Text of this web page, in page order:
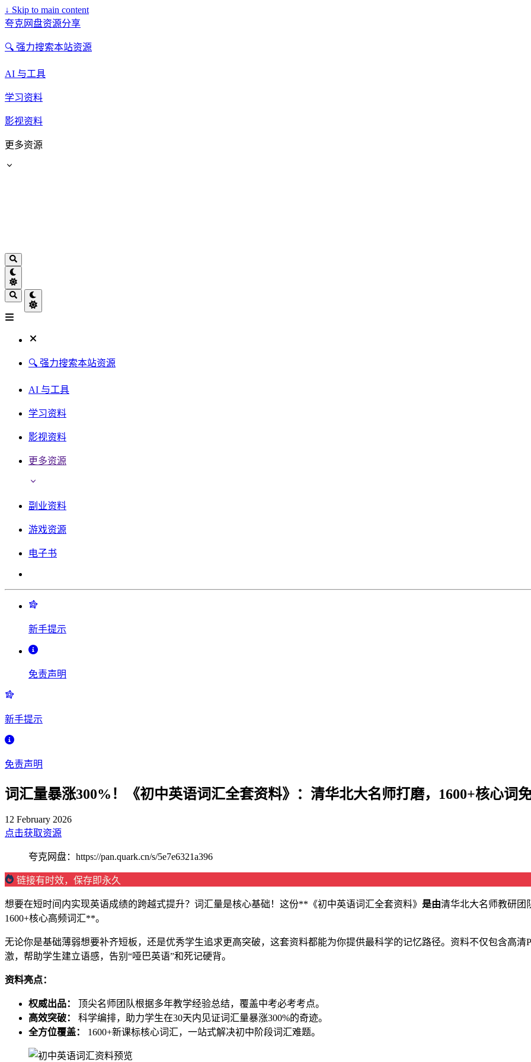
↓ Skip to main content
夸克网盘资源分享
🔍 强力搜索本站资源
AI 与工具
学习资料
影视资料
更多资源
🔍 强力搜索本站资源
AI 与工具
学习资料
影视资料
更多资源
副业资料
游戏资源
电子书
新手提示
免责声明
新手提示
免责声明
词汇量暴涨300%！《初中英语词汇全套资料》：清华北大名师打磨，1600+核心词
12 February 2026
点击获取资源
夸克网盘：https://pan.quark.cn/s/5e7e6321a396
链接有时效，保存即永久
想要在短时间内实现英语成绩的跨越式提升？词汇量是核心基础！这份**《初中英语词汇全套资料》 是由清华北大名师教研团
1600+核心高频词汇**。
无论你是基础薄弱想要补齐短板，还是优秀学生追求更高突破，这套资料都能为你提供最科学的记忆路径。资料不仅包含高清
激，帮助学生建立语感，告别“哑巴英语”和死记硬背。
资料亮点：
权威出品：
顶尖名师团队根据多年教学经验总结，覆盖中考必考考点。
高效突破：
科学编排，助力学生在30天内见证词汇量暴涨300%的奇迹。
全方位覆盖：
1600+新课标核心词汇，一站式解决初中阶段词汇难题。